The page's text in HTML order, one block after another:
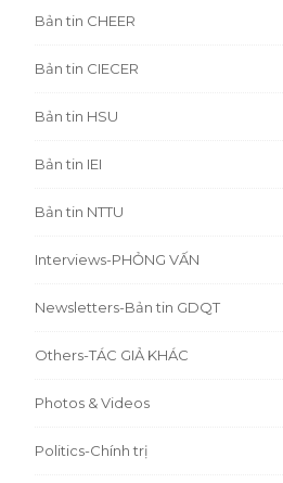
Bản tin CHEER
Bản tin CIECER
Bản tin HSU
Bản tin IEI
Bản tin NTTU
Interviews-PHỎNG VẤN
Newsletters-Bản tin GDQT
Others-TÁC GIẢ KHÁC
Photos & Videos
Politics-Chính trị